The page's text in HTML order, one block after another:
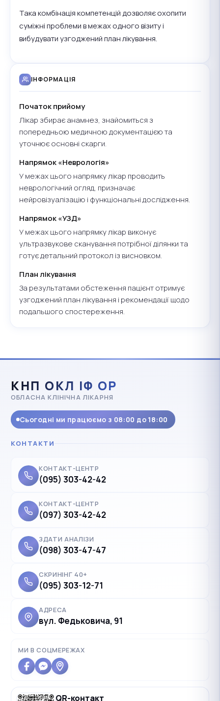
Français
Така комбінація компетенцій дозволяє охопити
суміжні проблеми в межах одного візиту і
вибудувати узгоджений план лікування.
ІНФОРМАЦІЯ
Початок прийому
Лікар збирає анамнез, знайомиться з
попередньою медичною документацією та
уточнює основні скарги.
Напрямок «Неврологія»
У межах цього напрямку лікар проводить
неврологічний огляд, призначає
нейровізуалізацію і функціональні дослідження.
Напрямок «УЗД»
У межах цього напрямку лікар виконує
ультразвукове сканування потрібної ділянки та
готує детальний протокол із висновком.
План лікування
За результатами обстеження пацієнт отримує
узгоджений план лікування і рекомендації щодо
подальшого спостереження.
КНП ОКЛ ІФ ОР
ОБЛАСНА КЛІНІЧНА ЛІКАРНЯ
Сьогодні ми працюємо з 08:00 до 18:00
КОНТАКТИ
КОНТАКТ-ЦЕНТР
(095) 303-42-42
КОНТАКТ-ЦЕНТР
(097) 303-42-42
ЗДАТИ АНАЛІЗИ
(098) 303-47-47
СКРИНІНГ 40+
(095) 303-12-71
АДРЕСА
вул. Федьковича, 91
МИ В СОЦМЕРЕЖАХ
QR-контакт